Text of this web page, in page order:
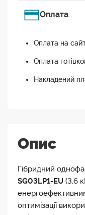
Оплата
Оплата на
Оплата
Накладений
Опис
Гібридний
SG03LP1-EU (3.6
оптимізації